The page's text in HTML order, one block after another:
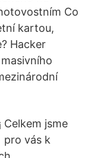
Co
kartou,
Hacker
Celkem jsme
pro vás k